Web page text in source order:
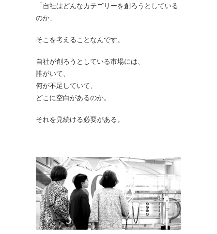
「自社はどんなカテゴリーを創ろうとしている
のか」
そこを考えることなんです。
自社が創ろうとしている市場には、
誰がいて、
何が不足していて、
どこに空白があるのか。
それを見続ける必要がある。